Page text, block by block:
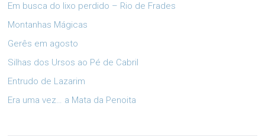
Em busca do lixo perdido – Rio de Frades
Montanhas Mágicas
Gerês em agosto
Silhas dos Ursos ao Pé de Cabril
Entrudo de Lazarim
Era uma vez… a Mata da Penoita